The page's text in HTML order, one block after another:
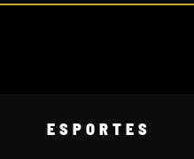
ESPORTES